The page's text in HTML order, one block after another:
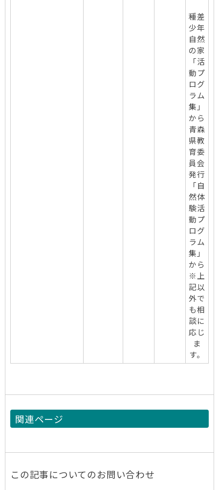
種差
少年
自然
の家
「活
動プ
ログ
ラム
集」
から
青森
県教
育委
員会
発行
「自
然体
験活
動プ
ログ
ラム
集」
から
※上
記以
外で
も相
談に
応じ
ま
す。
関連ページ
この記事についてのお問い合わせ